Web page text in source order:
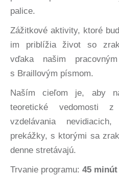
palice.
Zážitkové aktivity, ktoré
im priblížia život so
vďaka našim
s Braillovým písmom.
Naším cieľom je, aby
teoretické vedomosti
vzdelávania
prekážky, s ktorými sa
denne stretávajú.
Trvanie programu: 45 minút